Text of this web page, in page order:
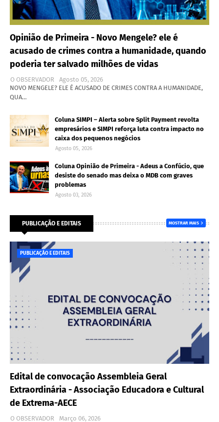
Opinião de Primeira - Novo Mengele? ele é
acusado de crimes contra a humanidade, quando
poderia ter salvado milhões de vidas
O OBSERVADOR
Agosto 05, 2026
NOVO MENGELE? ELE É ACUSADO DE CRIMES CONTRA A HUMANIDADE,
QUA…
Coluna SIMPI – Alerta sobre Split Payment revolta
empresários e SIMPI reforça luta contra impacto no
caixa dos pequenos negócios
Agosto 05, 2026
Coluna Opinião de Primeira - Adeus a Confúcio, que
desiste do senado mas deixa o MDB com graves
problemas
Agosto 03, 2026
PUBLICAÇÃO E EDITAIS MOSTRAR MAIS
PUBLICAÇÃO E EDITAIS
Edital de convocação Assembleia Geral
Extraordinária - Associação Educadora e Cultural
de Extrema-AECE
O OBSERVADOR Março 06, 2026